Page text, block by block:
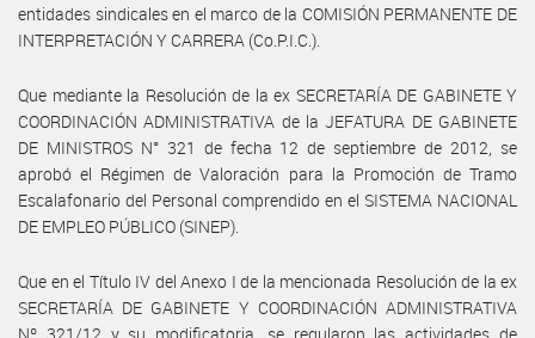
entidades sindicales en el marco de la COMISIÓN PERMANENTE DE
INTERPRETACIÓN Y CARRERA (Co.P.I.C.).
Que mediante la Resolución de la ex SECRETARÍA DE GABINETE Y
COORDINACIÓN ADMINISTRATIVA de la JEFATURA DE GABINETE
DE MINISTROS N° 321 de fecha 12 de septiembre de 2012, se
aprobó el Régimen de Valoración para la Promoción de Tramo
Escalafonario del Personal comprendido en el SISTEMA NACIONAL
DE EMPLEO PÚBLICO (SINEP).
Que en el Título IV del Anexo I de la mencionada Resolución de la ex
SECRETARÍA DE GABINETE Y COORDINACIÓN ADMINISTRATIVA
Nº 321/12 y su modificatoria, se regularon las actividades de